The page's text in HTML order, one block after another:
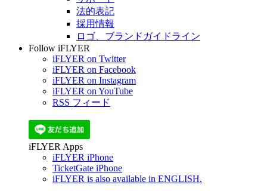
法的表記
採用情報
ロゴ、ブランドガイドライン
Follow iFLYER
iFLYER on Twitter
iFLYER on Facebook
iFLYER on Instagram
iFLYER on YouTube
RSS フィード
iFLYER Apps
iFLYER iPhone
TicketGate iPhone
iFLYER is also available in ENGLISH.